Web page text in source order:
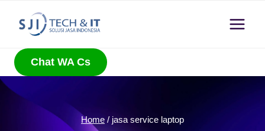
Chat WA Cs
Home / jasa service laptop